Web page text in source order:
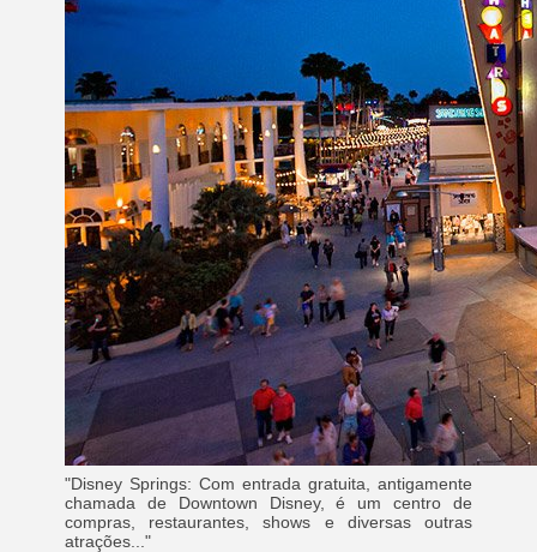
"Disney Springs: Com entrada gratuita, antigamente
chamada de Downtown Disney, é um centro de
compras, restaurantes, shows e diversas outras
atrações..."